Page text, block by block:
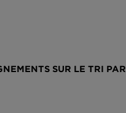
SUR LE TRI PAR